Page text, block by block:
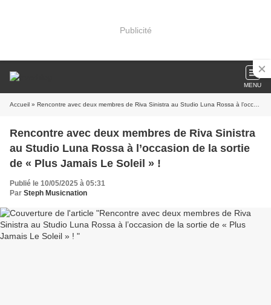
Publicité
MENU
Accueil » Rencontre avec deux membres de Riva Sinistra au Studio Luna Rossa à l’occasion de la sortie de « Plus Jamais Le Soleil » !
Rencontre avec deux membres de Riva Sinistra
au Studio Luna Rossa à l’occasion de la sortie
de « Plus Jamais Le Soleil » !
Publié le 10/05/2025 à 05:31
Par Steph Musicnation